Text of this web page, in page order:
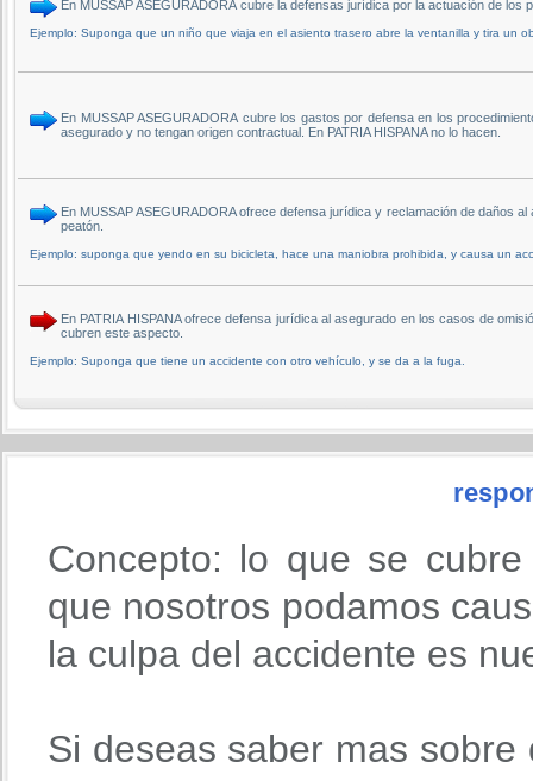
En MUSSAP ASEGURADORA cubre la defensas jurídica por la actuación de los
Ejemplo: Suponga que un niño que viaja en el asiento trasero abre la ventanilla y tira un
En MUSSAP ASEGURADORA cubre los gastos por defensa en los
asegurado y no tengan origen contractual. En PATRIA HISPANA no lo hacen.
En MUSSAP ASEGURADORA ofrece defensa jurídica y reclamación de daños
peatón.
Ejemplo: suponga que yendo en su bicicleta, hace una maniobra prohibida, y causa un
En PATRIA HISPANA ofrece defensa jurídica al asegurado en los casos de
cubren este aspecto.
Ejemplo: Suponga que tiene un accidente con otro vehículo, y se da a la fuga.
Concepto: lo que se
que nosotros podamos
la culpa del accidente es
Si deseas saber mas